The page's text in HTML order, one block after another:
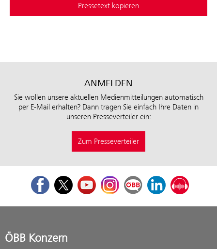
Pressetext kopieren
ANMELDEN
Sie wollen unsere aktuellen Medienmitteilungen automatisch
per E-Mail erhalten? Dann tragen Sie einfach Ihre Daten in
unseren Presseverteiler ein:
Zum Presseverteiler
FacebookTwitterYoutubeInstagramÖBB Corporate Blog
LinkedInPodcast
ÖBB Konzern